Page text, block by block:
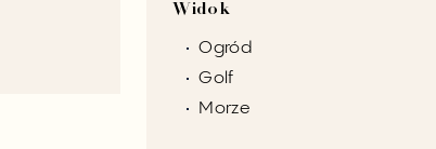
Widok
Ogród
Golf
Morze